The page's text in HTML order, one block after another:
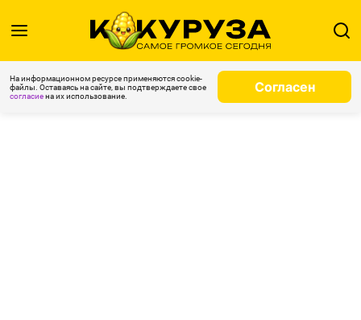
На информационном ресурсе применяются cookie-
файлы. Оставаясь на сайте, вы подтверждаете свое
согласиена их использование.
Согласен